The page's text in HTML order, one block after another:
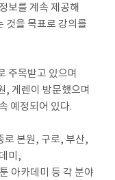
보를 계속 제공해
것을 목표로 강의를
주목받고 있으며
, 게렌이 방문했으며
예정되어 있다.
로 본원, 구로, 부산,
미,
아카데미 등 각 분야